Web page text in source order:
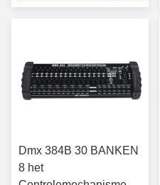
Controlemechanisme
Dmx 384B 30 BANKEN
8 het